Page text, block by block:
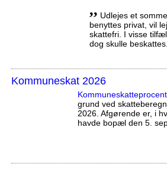
,, Udlejes et
benyttes privat, vil
skattefri. I visse
dog skulle beskattes.
Kommuneskat 2026
grund ved
2026. Afgørende er, i
havde bopæl den 5.